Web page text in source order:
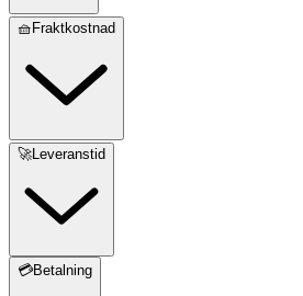
🧺Fraktkostnad
🚀Leveranstid
💳Betalning